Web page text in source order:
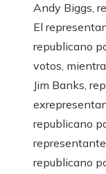
Andy Biggs,
El
republicano
votos,
Jim Banks,
republicano
republicano